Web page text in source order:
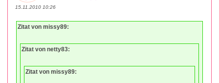
15.11.2010 10:26
Zitat von missy89:
Zitat von netty83:
Zitat von missy89: